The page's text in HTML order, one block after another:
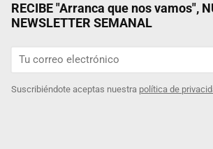
RECIBE "Arranca que nos vamos",
NEWSLETTER SEMANAL
Suscribiéndote aceptas nuestra política de